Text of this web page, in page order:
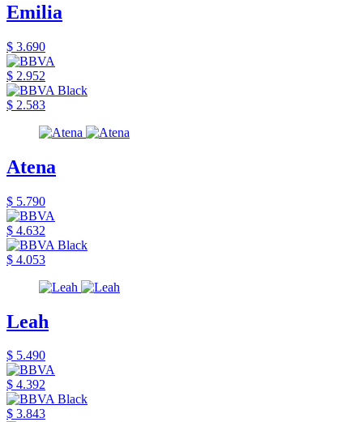
Emilia
$ 3.690
$ 2.952
$ 2.583
Atena
$ 5.790
$ 4.632
$ 4.053
Leah
$ 5.490
$ 4.392
$ 3.843